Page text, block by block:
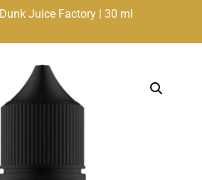
Juice Factory | 30 ml